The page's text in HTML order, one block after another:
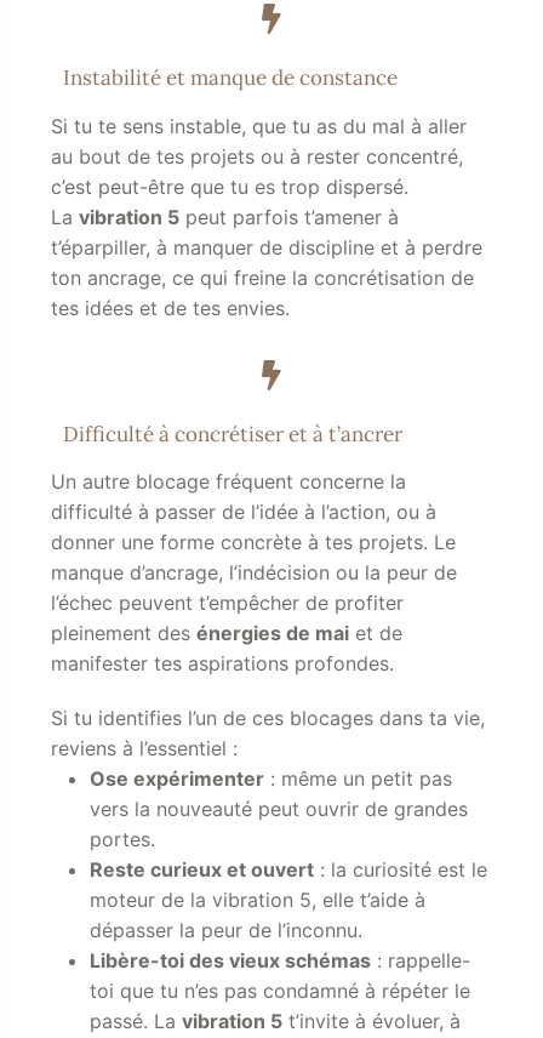
Instabilité et manque de constance
Si tu te sens instable, que tu as du mal à aller
au bout de tes projets ou à rester concentré,
c’est peut-être que tu es trop dispersé.
La vibration 5 peut parfois t’amener à
t’éparpiller, à manquer de discipline et à perdre
ton ancrage, ce qui freine la concrétisation de
tes idées et de tes envies.
Difficulté à concrétiser et à t’ancrer
Un autre blocage fréquent concerne la
difficulté à passer de l’idée à l’action, ou à
donner une forme concrète à tes projets. Le
manque d’ancrage, l’indécision ou la peur de
l’échec peuvent t’empêcher de profiter
pleinement des énergies de mai et de
manifester tes aspirations profondes.
Si tu identifies l’un de ces blocages dans ta vie,
reviens à l’essentiel :
Ose expérimenter : même un petit pas
vers la nouveauté peut ouvrir de grandes
portes.
Reste curieux et ouvert : la curiosité est le
moteur de la vibration 5, elle t’aide à
dépasser la peur de l’inconnu.
Libère-toi des vieux schémas : rappelle-
toi que tu n’es pas condamné à répéter le
passé. La vibration 5 t’invite à évoluer, à